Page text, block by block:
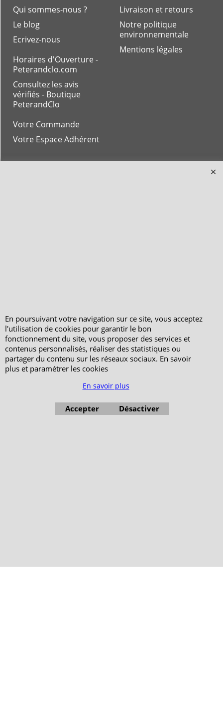
Livraison et retours
Notre politique
environnementale
Mentions légales
Qui sommes-nous ?
Le blog
Ecrivez-nous
Horaires d'Ouverture -
Peterandclo.com
Consultez les avis
vérifiés - Boutique
PeterandClo
Votre Commande
Votre Espace Adhérent
En poursuivant votre navigation sur ce site, vous acceptez
l'utilisation de cookies pour garantir le bon
fonctionnement du site, vous proposer des services et
contenus personnalisés, réaliser des statistiques ou
partager du contenu sur les réseaux sociaux. En savoir
plus et paramétrer les cookies
En savoir plus
Accepter Désactiver